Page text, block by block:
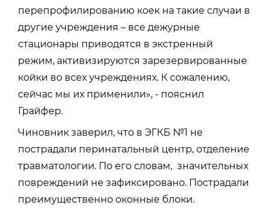
перепрофилированию коек на такие случаи в
другие учреждения – все дежурные
стационары приводятся в экстренный
режим, активизируются зарезервированные
койки во всех учреждениях. К сожалению,
сейчас мы их применили», - пояснил
Грайфер.
Чиновник заверил, что в ЭГКБ №1 не
пострадали перинатальный центр, отделение
травматологии. По его словам, значительных
повреждений не зафиксировано. Пострадали
преимущественно оконные блоки.